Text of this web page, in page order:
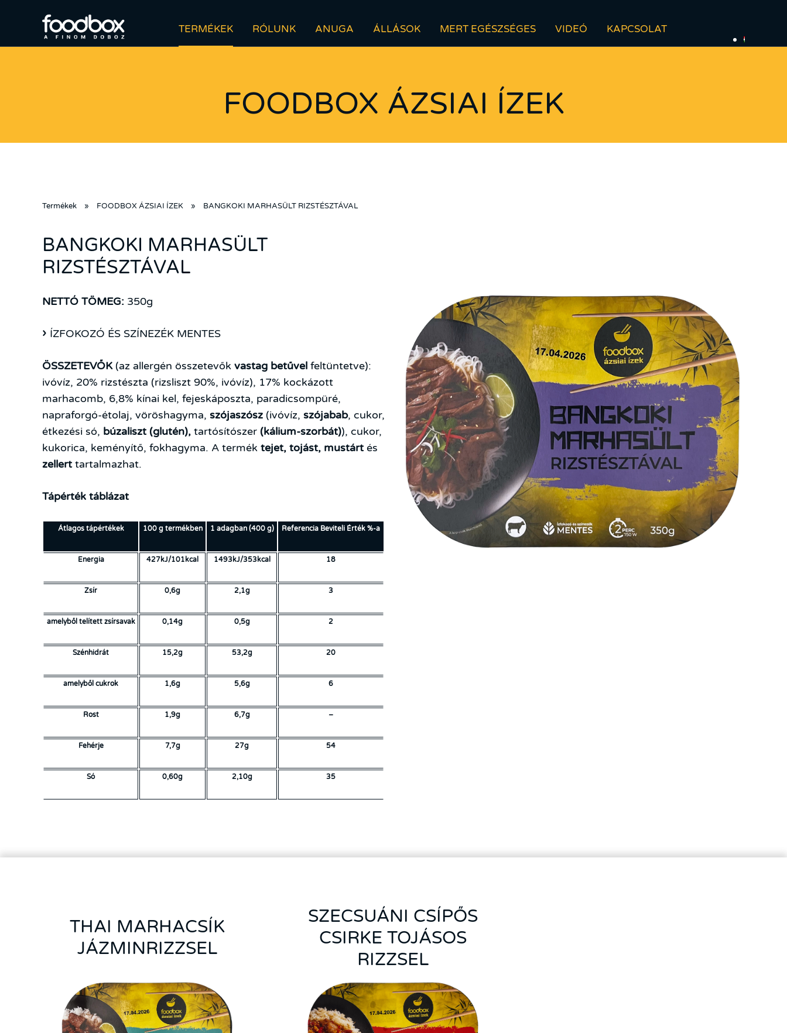
TERMÉKEK RÓLUNK ANUGA ÁLLÁSOK MERT EGÉSZSÉGES VIDEÓ KAPCSOLAT
FOODBOX ÁZSIAI ÍZEK
Termékek » FOODBOX ÁZSIAI ÍZEK » BANGKOKI MARHASÜLT RIZSTÉSZTÁVAL
BANGKOKI MARHASÜLT
RIZSTÉSZTÁVAL
NETTÓ TÖMEG: 350g
ÍZFOKOZÓ ÉS SZÍNEZÉK MENTES
ÖSSZETEVŐK(az allergén összetevők vastag betűvel feltüntetve):
ivóvíz, 20% rizstészta (rizsliszt 90%, ivóvíz), 17% kockázott
marhacomb, 6,8% kínai kel, fejeskáposzta, paradicsompüré,
napraforgó-étolaj, vöröshagyma, szójaszósz (ivóvíz, szójabab, cukor,
étkezési só, búzaliszt (glutén), tartósítószer (kálium-szorbát)), cukor,
kukorica, keményítő, fokhagyma. A termék tejet, tojást, mustártés
zellerttartalmazhat.
Tápérték táblázat
Átlagos tápértékek 100 g termékben 1 adagban (400 g) Referencia Beviteli Érték %-a
Energia 427kJ/101kcal 1493kJ/353kcal 18
Zsír 0,6g 2,1g 3
amelyből telített zsírsavak 0,14g 0,5g 2
Szénhidrát 15,2g 53,2g 20
amelyből cukrok 1,6g 5,6g 6
Rost 1,9g 6,7g –
Fehérje 7,7g 27g 54
Só 0,60g 2,10g 35
THAI MARHACSÍK
JÁZMINRIZZSEL
SZECSUÁNI CSÍPŐS
CSIRKE TOJÁSOS
RIZZSEL